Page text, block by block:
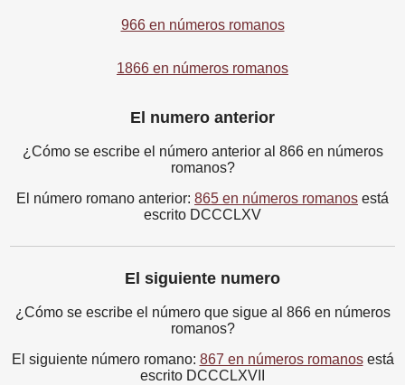
966 en números romanos
1866 en números romanos
El numero anterior
¿Cómo se escribe el número anterior al 866 en números
romanos?
El número romano anterior: 865 en números romanos está
escrito DCCCLXV
El siguiente numero
¿Cómo se escribe el número que sigue al 866 en números
romanos?
El siguiente número romano: 867 en números romanosestá
escrito DCCCLXVII